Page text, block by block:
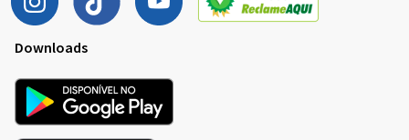
Downloads